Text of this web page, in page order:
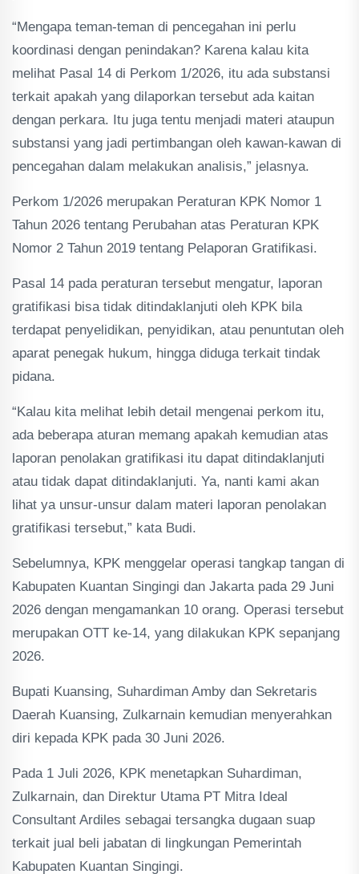
“Mengapa teman-teman di pencegahan ini perlu
koordinasi dengan penindakan? Karena kalau kita
melihat Pasal 14 di Perkom 1/2026, itu ada substansi
terkait apakah yang dilaporkan tersebut ada kaitan
dengan perkara. Itu juga tentu menjadi materi ataupun
substansi yang jadi pertimbangan oleh kawan-kawan di
pencegahan dalam melakukan analisis,” jelasnya.
Perkom 1/2026 merupakan Peraturan KPK Nomor 1
Tahun 2026 tentang Perubahan atas Peraturan KPK
Nomor 2 Tahun 2019 tentang Pelaporan Gratifikasi.
Pasal 14 pada peraturan tersebut mengatur, laporan
gratifikasi bisa tidak ditindaklanjuti oleh KPK bila
terdapat penyelidikan, penyidikan, atau penuntutan oleh
aparat penegak hukum, hingga diduga terkait tindak
pidana.
“Kalau kita melihat lebih detail mengenai perkom itu,
ada beberapa aturan memang apakah kemudian atas
laporan penolakan gratifikasi itu dapat ditindaklanjuti
atau tidak dapat ditindaklanjuti. Ya, nanti kami akan
lihat ya unsur-unsur dalam materi laporan penolakan
gratifikasi tersebut,” kata Budi.
Sebelumnya, KPK menggelar operasi tangkap tangan di
Kabupaten Kuantan Singingi dan Jakarta pada 29 Juni
2026 dengan mengamankan 10 orang. Operasi tersebut
merupakan OTT ke-14, yang dilakukan KPK sepanjang
2026.
Bupati Kuansing, Suhardiman Amby dan Sekretaris
Daerah Kuansing, Zulkarnain kemudian menyerahkan
diri kepada KPK pada 30 Juni 2026.
Pada 1 Juli 2026, KPK menetapkan Suhardiman,
Zulkarnain, dan Direktur Utama PT Mitra Ideal
Consultant Ardiles sebagai tersangka dugaan suap
terkait jual beli jabatan di lingkungan Pemerintah
Kabupaten Kuantan Singingi.